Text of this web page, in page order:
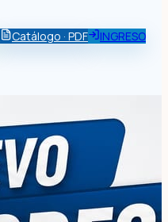
Catálogo · PDF
INGRESO